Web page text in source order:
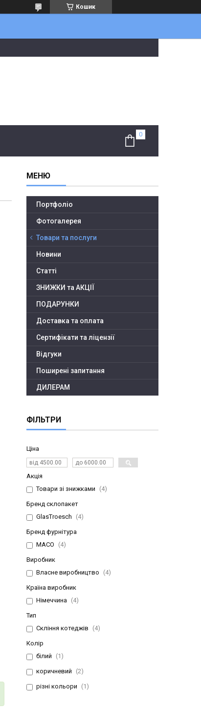
Кошик
Портфоліо
Фотогалерея
Товари та послуги
Новини
Статті
ЗНИЖКИ та АКЦІЇ
ПОДАРУНКИ
Доставка та оплата
Сертифікати та ліцензії
Відгуки
Поширені запитання
ДИЛЕРАМ
ФІЛЬТРИ
Ціна
Акція
Товари зі знижками
4
Бренд склопакет
GlasTroesch
4
Бренд фурнітура
MACO
4
Виробник
Власне виробництво
4
Країна виробник
Німеччина
4
Тип
Скління котеджів
4
Колір
білий
1
коричневий 2
різні кольори 1